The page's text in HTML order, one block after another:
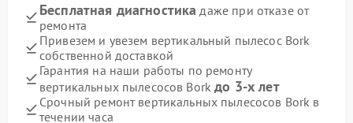
Бесплатная диагностика даже при отказе от
ремонта
Привезем и увезем вертикальный пылесос Bork
собственной доставкой
Гарантия на наши работы по ремонту
вертикальных пылесосов Borkдо 3-х лет
Срочный ремонт вертикальных пылесосов Bork в
течении часа